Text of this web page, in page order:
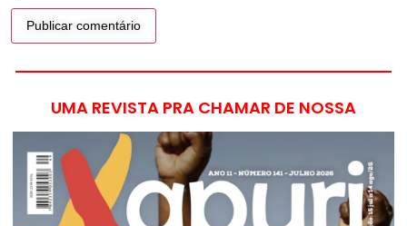
UMA REVISTA PRA CHAMAR DE NOSSA